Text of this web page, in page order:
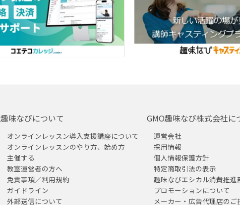
趣味なびについて
オンラインレッスン導入支援講座について
オンラインレッスンのやり方、始め方
主催する
教室運営者の方へ
免責事項／利用規約
ガイドライン
外部送信について
GMO趣味なび株式会社に
運営会社
採用情報
個人情報保護方針
特定商取引法の表示
趣味なびエシカル消費推進
プロモーションについて
メーカー・広告代理店のご